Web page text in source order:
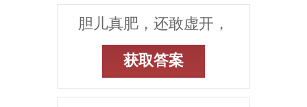
胆儿真肥，还敢虚开，
获取答案